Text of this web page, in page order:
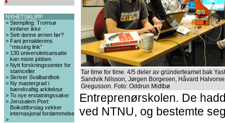
NYHETSKLIPP
> Stempling: Tromsø
innfører ikke
> Sett denne ørnen før?
> Fant jernalderens
“missing link”
> 130 universitetsansatte
kan miste jobben
> Nytt forskningssenter for
stamceller
> Skriver Svalbardbok
> Ny mastergrad i
bærekraftig arkitektur
> To nye erstatningssaker
> Jerusalem Post:
Boikottforslag vekker
internasjonal fordømmelse
>
Tar time for time. 4/5 deler av gründerteamet bak
Sandvik Nilsson, Jørgen Borgesen, Håvard
Gregusson. Foto: Oddrun Midtbø
Entreprenørskolen. De
ved NTNU, og bestemte